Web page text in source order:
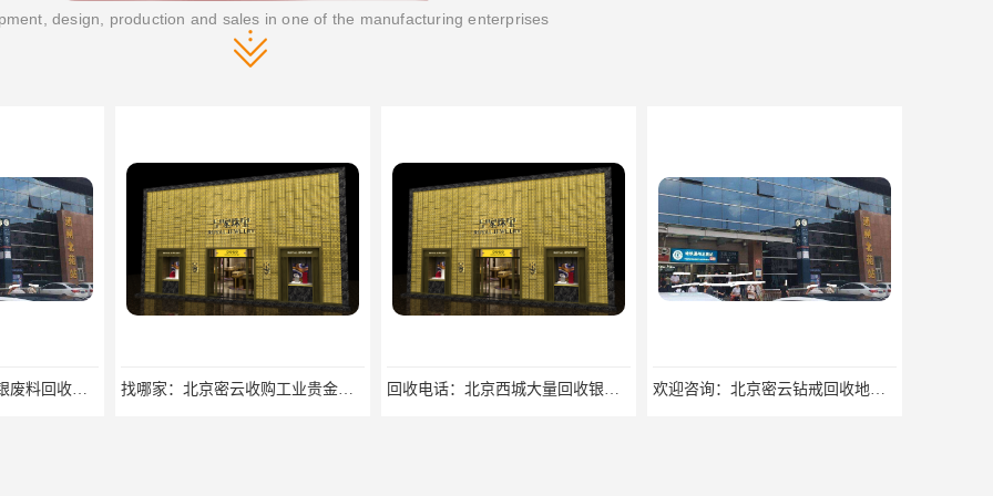
design, production and sales in one of the manufacturing enterprises
找哪家：北京密云收购工业贵金属价格咨询 回收电话：北京西城大量回收银焊条，银浆，银粉回收回收找哪家 欢迎咨询：北京密云钻戒回收地址欢迎来电咨询 电话：廊坊燕郊贵金属回收提炼公司回收找哪家